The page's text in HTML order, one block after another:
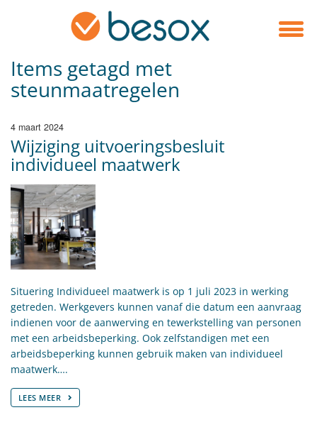
Items getagd met
steunmaatregelen
4 maart 2024
Wijziging uitvoeringsbesluit
individueel maatwerk
Situering Individueel maatwerk is op 1 juli 2023 in werking
getreden. Werkgevers kunnen vanaf die datum een aanvraag
indienen voor de aanwerving en tewerkstelling van personen
met een arbeidsbeperking. Ook zelfstandigen met een
arbeidsbeperking kunnen gebruik maken van individueel
maatwerk….
LEES MEER